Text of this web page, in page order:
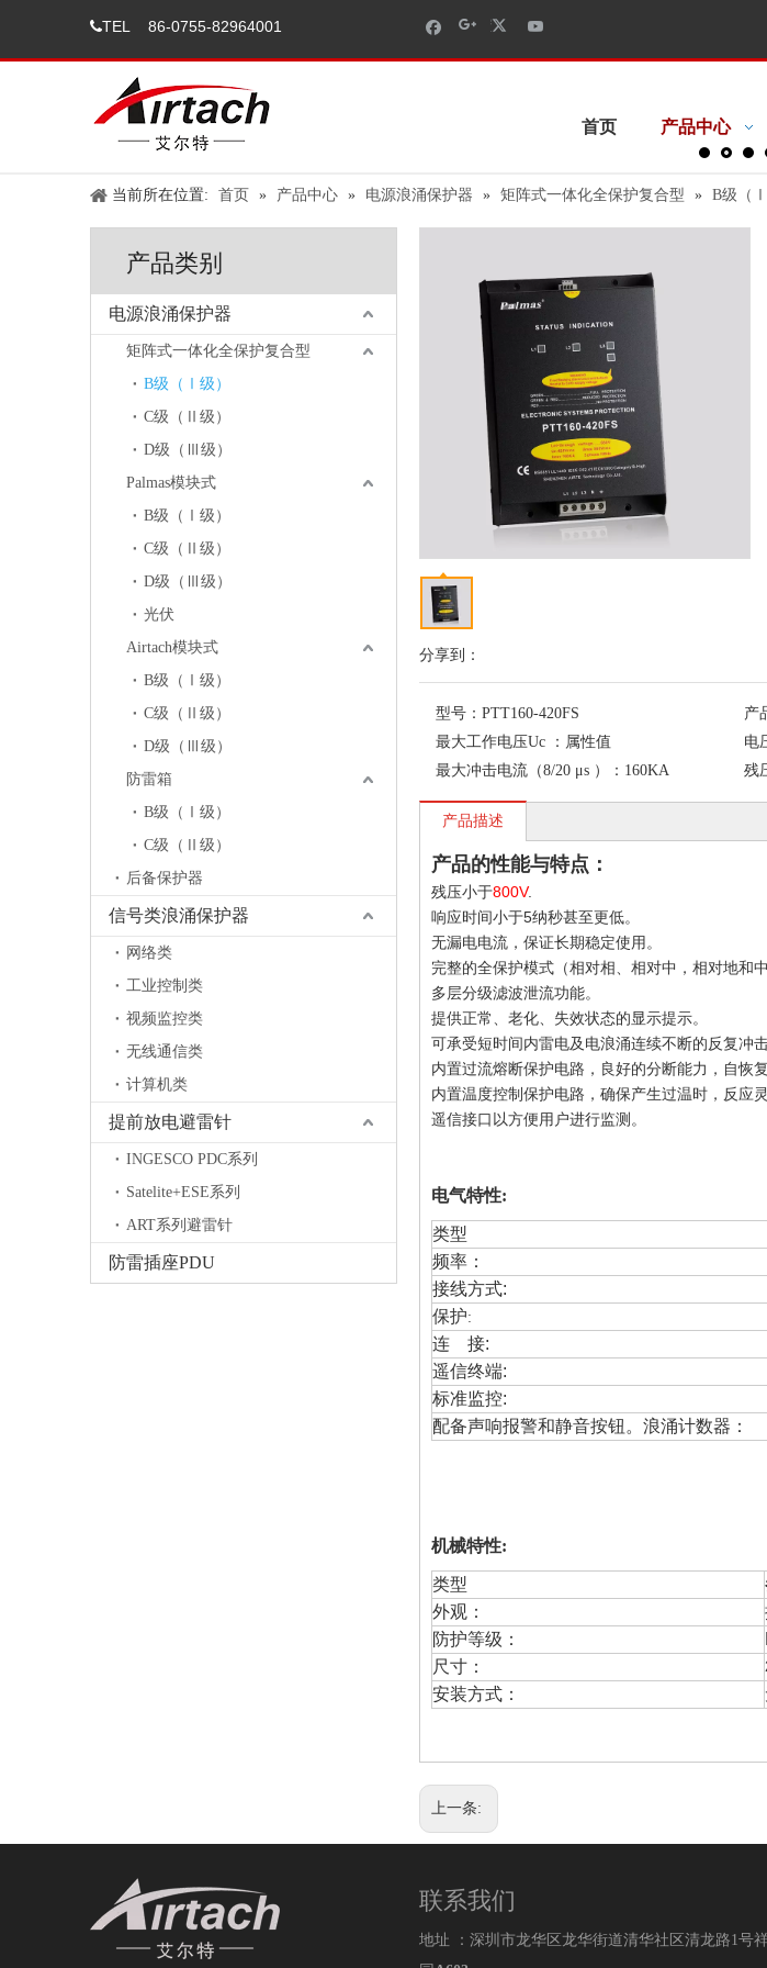
TEL 86-0755-82964001
首页 产品中心
当前所在位置: 首页 » 产品中心 » 电源浪涌保护器 » 矩阵式一体化全保护复合型 » B级（Ⅰ
产品类别
电源浪涌保护器
矩阵式一体化全保护复合型
B级（Ⅰ级）
C级（Ⅱ级）
D级（Ⅲ级）
Palmas模块式
B级（Ⅰ级）
C级（Ⅱ级）
D级（Ⅲ级）
光伏
Airtach模块式
B级（Ⅰ级）
C级（Ⅱ级）
D级（Ⅲ级）
防雷箱
B级（Ⅰ级）
C级（Ⅱ级）
后备保护器
信号类浪涌保护器
网络类
工业控制类
视频监控类
无线通信类
计算机类
提前放电避雷针
INGESCO PDC系列
Satelite+ESE系列
ART系列避雷针
防雷插座PDU
分享到：
型号： PTT160-420FS 产
最大工作电压Uc ： 属性值 电
最大冲击电流（8/20 μs ）： 160KA 残
产品描述
产品的性能与特点：
残压小于800V.
响应时间小于5纳秒甚至更低。
无漏电电流，保证长期稳定使用。
完整的全保护模式（相对相、相对中，相对地和中
多层分级滤波泄流功能。
提供正常、老化、失效状态的显示提示。
可承受短时间内雷电及电浪涌连续不断的反复冲
内置过流熔断保护电路，良好的分断能力，自恢复
内置温度控制保护电路，确保产生过温时，反应
遥信接口以方便用户进行监测。
电气特性:
类型
频率：
接线方式:
保护:
连 接:
遥信终端:
标准监控:
配备声响报警和静音按钮。浪涌计数器：
机械特性:
类型
外观：
防护等级：
尺寸：
安装方式：
上一条:
联系我们
地址 ：深圳市龙华区龙华街道清华社区清龙路1号